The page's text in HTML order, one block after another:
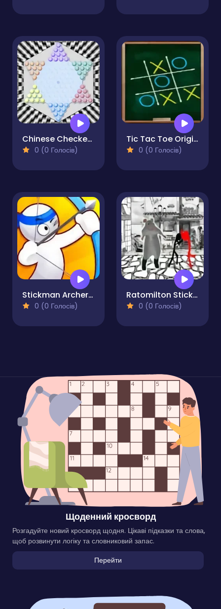
Chinese Checkers Master
0 (0 Голосів)
Tic Tac Toe Original Pro
0 (0 Голосів)
Stickman Archer Shooting Arrows at Reds
0 (0 Голосів)
Ratomilton Stickman Bare Knuckle
0 (0 Голосів)
Щоденний кросворд
Розгадуйте новий кросворд щодня. Цікаві підказки та слова,
щоб розвинути логіку та словниковий запас.
Перейти